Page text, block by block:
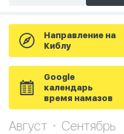
Направление на
Киблу
Google
календарь
время намазов
Август Сентябрь